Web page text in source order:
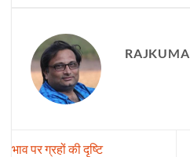
भाव पर ग्रहों की दृष्टि